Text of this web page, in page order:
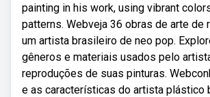
painting in his work, using vibrant
patterns. Webveja 36 obras de arte de
um artista brasileiro de neo pop.
gêneros e materiais usados pelo
reproduções de suas pinturas.
e as características do artista plástico